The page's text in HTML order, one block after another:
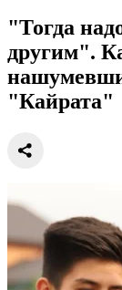
"Тогда
другим".
"Кайрата"